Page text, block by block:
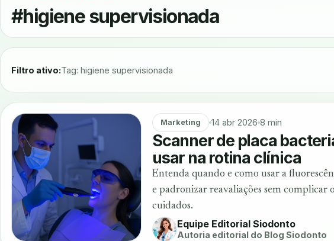
#higiene supervisionada
Filtro ativo:Tag: higiene supervisionada
Marketing 14 abr 2026 8 min
Scanner de placa
usar na rotina clínica
Entenda quando e como usar a
e padronizar reavaliações sem
cuidados.
Equipe Editorial Siodonto
Autoria editorial do Blog Siodonto